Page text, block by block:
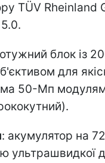
TÜV Rheinland
блок із
для
50-Мп
: акумулятор на
ультрашвидкої